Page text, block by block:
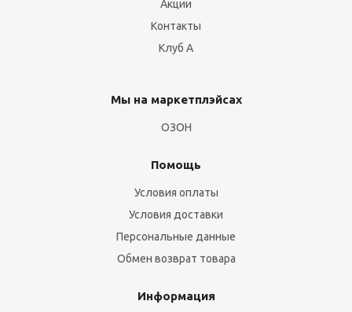
Акции
Контакты
Клуб А
Мы на маркетплэйсах
ОЗОН
Помощь
Условия оплаты
Условия доставки
Персональные данные
Обмен возврат товара
Информация